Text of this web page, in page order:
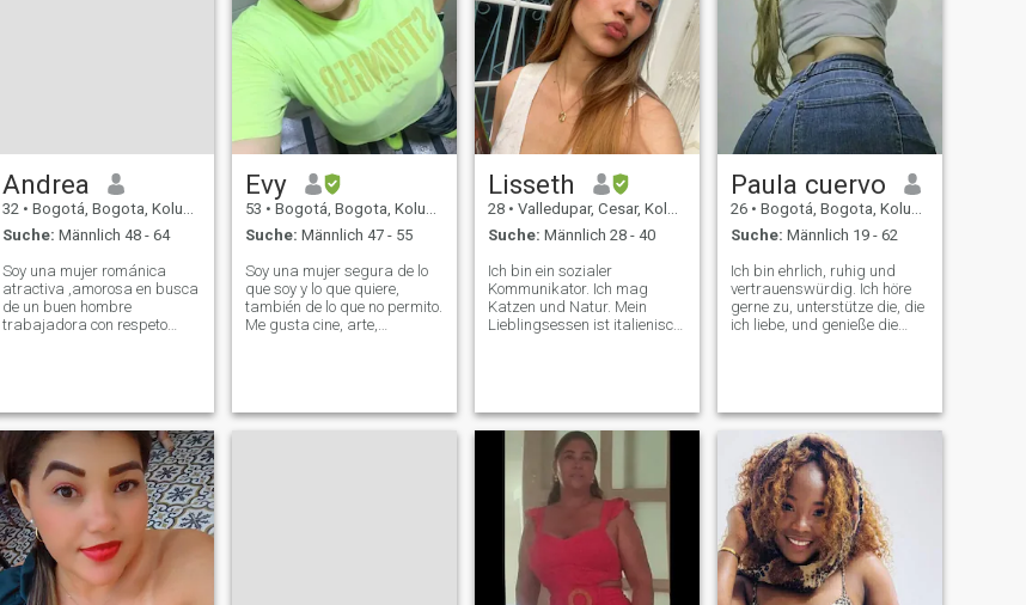
Andrea
32 • Bogotá, Bogota, Kolumbien
Suche: Männlich 48 - 64
Soy una mujer románica
atractiva ,amorosa en busca
de un buen hombre
trabajadora con respeto
para juegos ni para
románticos cobardes menos
que
Evy
53 • Bogotá, Bogota, Kolumbien
Suche: Männlich 47 - 55
Soy una mujer segura de lo
que soy y lo que quiere,
también de lo que no permito.
Me gusta cine, arte,
permite establecer con
Lisseth
28 • Valledupar, Cesar, Kolumbien
Suche: Männlich 28 - 40
Ich bin ein sozialer
Kommunikator. Ich mag
Katzen und Natur. Mein
Lieblingsessen ist italienisch,
Sonnenuntergänge,
Sonnenaufgänge, Blumen,
Briefe und Gutes und ich
liebe Menschen mit einem
schö Ich mag die Prinzessin-
Behandlung und werde
verwöhnt. Ich mag soziale
und ökologische
Freiwilligenarbeit. Ich habe
ein Baby, sie ist vier Monate
alt.
Paula cuervo
26 • Bogotá, Bogota, Kolumbien
Suche: Männlich 19 - 62
Ich bin ehrlich, ruhig und
vertrauenswürdig. Ich höre
gerne zu, unterstütze die, die
ich liebe, und genieße die
und schätze Loyalität sehr.
Manchmal bin ich anfangs
etwas schüchtern, aber
wenn es Vertrauen gibt, bin
ich sehr liebevoll und witzig.